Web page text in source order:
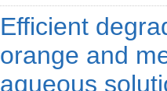
Efficient
orange and
aqueous